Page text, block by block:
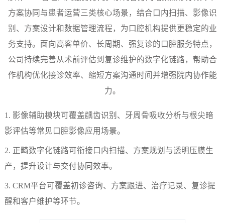
站
｜
永
股
份
有
限
方案协同与患者运营三类核心场景，结合口内扫描、影像识
别、方案设计和数据管理流程，为口腔机构提供更稳定的业
务支持。面向高客单价、长周期、强复诊的口腔服务特点，
公司持续完善从术前评估到复诊维护的数字化链路，帮助合
作机构优化接诊效率、缩短方案沟通时间并增强院内协作能
力。
1. 影像辅助模块可覆盖龋齿识别、牙周骨吸收分析与根尖暗
影评估等常见口腔影像应用场景。
2. 正畸数字化链路可衔接口内扫描、方案规划与透明压膜生
产，提升设计与交付协同效率。
3. CRM平台可覆盖初诊咨询、方案跟进、治疗记录、复诊提
醒和客户维护等环节。